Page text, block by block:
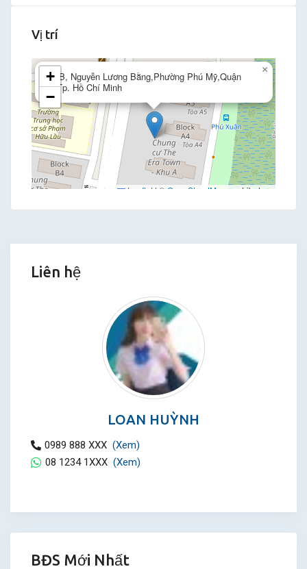
Vị trí
15B, Nguyễn Lương Bằng,Phường Phú Mỹ,Quận
7,Tp. Hồ Chí Minh
×
+
−
Leaflet | © OpenStreetMap contributors
Liên hệ
LOAN HUỲNH
0989 888 XXX (Xem)
08 1234 1XXX (Xem)
BĐS Mới Nhất